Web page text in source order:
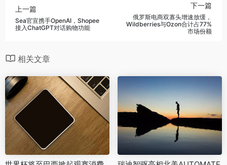
上一篇
‌Sea官宣携手OpenAI，Shopee
接入ChatGPT对话购物功能‌
下一篇
‌俄罗斯电商双寡头增速放缓，
Wildberries与Ozon合计占77%
市场份额‌
相关文章